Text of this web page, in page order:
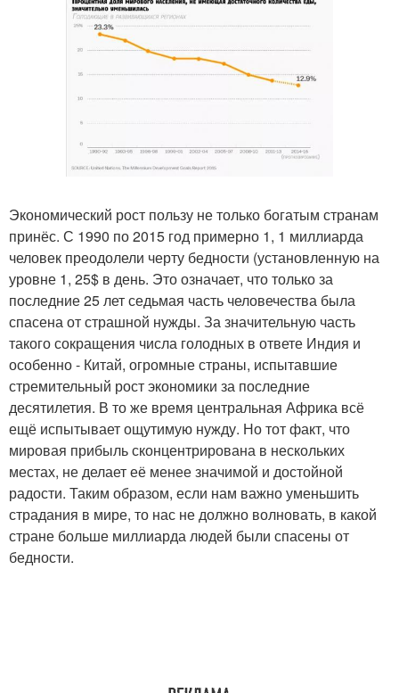
Экономический рост пользу не только богатым странам
принёс. С 1990 по 2015 год примерно 1, 1 миллиарда
человек преодолели черту бедности (установленную на
уровне 1, 25$ в день. Это означает, что только за
последние 25 лет седьмая часть человечества была
спасена от страшной нужды. За значительную часть
такого сокращения числа голодных в ответе Индия и
особенно - Китай, огромные страны, испытавшие
стремительный рост экономики за последние
десятилетия. В то же время центральная Африка всё
ещё испытывает ощутимую нужду. Но тот факт, что
мировая прибыль сконцентрирована в нескольких
местах, не делает её менее значимой и достойной
радости. Таким образом, если нам важно уменьшить
страдания в мире, то нас не должно волновать, в какой
стране больше миллиарда людей были спасены от
бедности.